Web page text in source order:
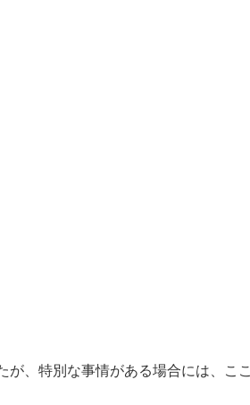
、特別な事情がある場合には、ここ